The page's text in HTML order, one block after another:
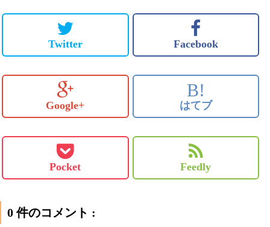
Twitter Facebook
Google+
B!
はてブ
Pocket Feedly
0 件のコメント :